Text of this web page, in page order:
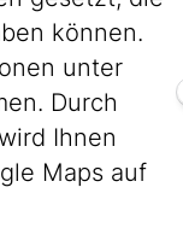
folgenden
und das ist
Gestik,
Hinausfallen
Welt. Mit
können.
unter
Durch
Ihnen
Maps auf